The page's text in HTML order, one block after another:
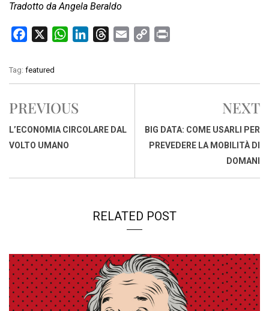
Tradotto da Angela Beraldo
c
e
o
o
k
W
t
A
p
p
k
I
e
s
i
y
n
k
n
Tag: featured
PREVIOUS
L’ECONOMIA CIRCOLARE DAL
VOLTO UMANO
NEXT
BIG DATA: COME USARLI PER
PREVEDERE LA MOBILITÀ DI
DOMANI
RELATED POST